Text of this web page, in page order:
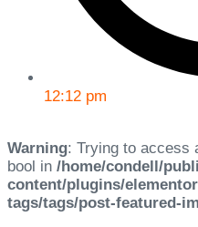
12:12 pm
Warning: Trying to access
bool in /home/condell/
content/plugins/
tags/tags/post-featured-